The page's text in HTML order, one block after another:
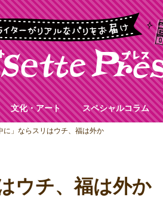
文化・アート スペシャルコラム
に」ならスリはウチ、福は外か
ウチ、福は外か